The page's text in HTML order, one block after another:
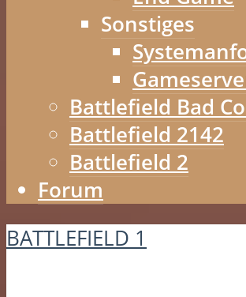
Sonstiges
Battlefield Bad
Battlefield 2142
Battlefield 2
Forum
BATTLEFIELD 1